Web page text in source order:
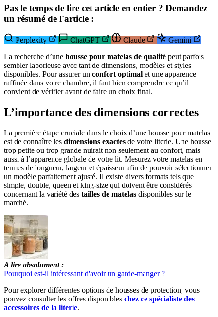
Pas le temps de lire cet article en entier ? Demandez
un résumé de l'article :
Perplexity ChatGPT Claude
Gemini
La recherche d’une housse pour matelas de qualité peut parfois
sembler laborieuse avec tant de dimensions, modèles et styles
disponibles. Pour assurer un confort optimal et une apparence
raffinée dans votre chambre, il faut bien comprendre ce qu’il
convient de vérifier avant de faire un choix final.
L’importance des dimensions correctes
La première étape cruciale dans le choix d’une housse pour matelas
est de connaître les dimensions exactes de votre literie. Une housse
trop petite ou trop grande nuirait non seulement au confort, mais
aussi à l’apparence globale de votre lit. Mesurez votre matelas en
termes de longueur, largeur et épaisseur afin de pouvoir sélectionner
un modèle parfaitement ajusté. Il existe divers formats tels que
simple, double, queen et king-size qui doivent être considérés
concernant la variété des tailles de matelas disponibles sur le
marché.
A lire absolument :
Pourquoi est-il intéressant d'avoir un garde-manger ?
Pour explorer différentes options de housses de protection, vous
pouvez consulter les offres disponibles chez ce spécialiste des
accessoires de la literie.